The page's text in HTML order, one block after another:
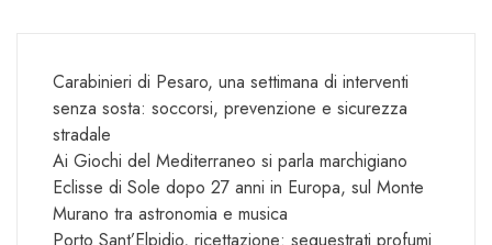
Carabinieri di Pesaro, una settimana di interventi
senza sosta: soccorsi, prevenzione e sicurezza
stradale
Ai Giochi del Mediterraneo si parla marchigiano
Eclisse di Sole dopo 27 anni in Europa, sul Monte
Murano tra astronomia e musica
Porto Sant’Elpidio, ricettazione: sequestrati profumi